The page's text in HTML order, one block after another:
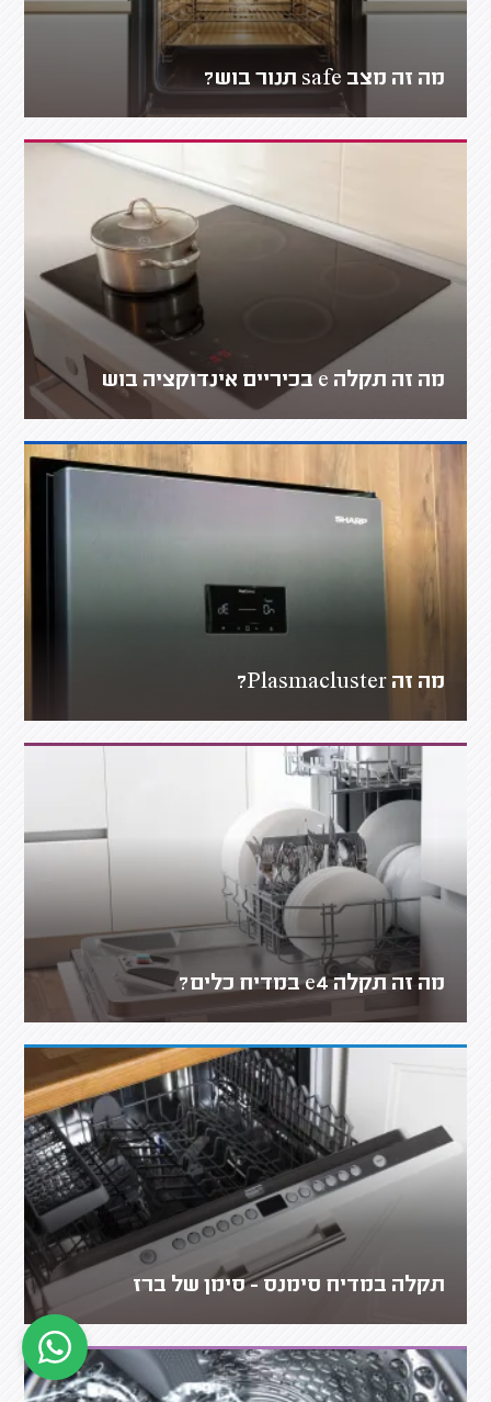
מה זה מצב safe תנור בוש?
מה זה תקלה e בכיריים אינדוקציה בוש
מה זה Plasmacluster?
מה זה תקלה e4 במדיח כלים?
תקלה במדיח סימנס - סימן של ברז